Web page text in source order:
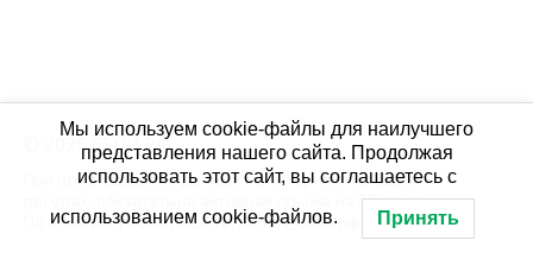
© 2026 СБОЙ.РФ
При использовании данных мониторинга на своих
ресурах, обязательна активная ссылка на Сбой.рф
По всем вопросам пишите: admin@сбой.рф
Мы используем cookie-файлы для наилучшего
представления нашего сайта. Продолжая
использовать этот сайт, вы соглашаетесь с
использованием cookie-файлов. Принять